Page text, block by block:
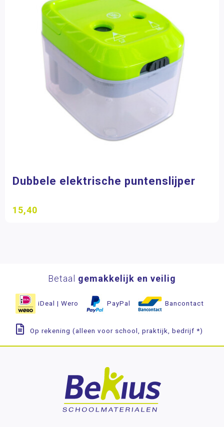
Dubbele elektrische puntenslijper
15,40
Betaal gemakkelijk en veilig
iDeal | Wero PayPal Bancontact
Op rekening (alleen voor school, praktijk, bedrijf *)